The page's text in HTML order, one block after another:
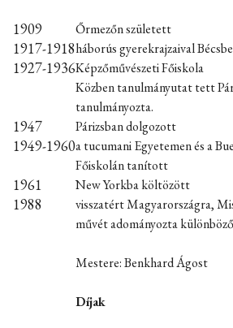
1909 Őrmezőn született
1917-1918háborús gyerekrajzaival
1927-1936Képzőművészeti Főiskola
Közben tanulmányutat tett
tanulmányozta.
1947 Párizsban dolgozott
1949-1960a tucumani Egyetemen és a
Főiskolán tanított
1961 New Yorkba költözött
1988
visszatért Magyarországra,
művét adományozta
Mestere: Benkhard Ágost
Díjak